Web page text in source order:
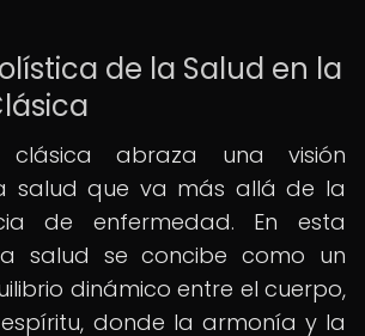
de la Salud en la
clásica abraza una visión
salud que va más allá de la
de enfermedad. En esta
salud se concibe como un
dinámico entre el cuerpo,
donde la armonía y la